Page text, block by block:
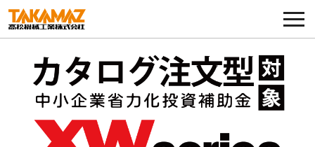
各種お問い合わせ・部品注文
採用に関してはこちらから
企業情報
展示会・イベント